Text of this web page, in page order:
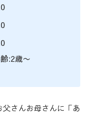
:2歳〜
さんお母さんに「あ